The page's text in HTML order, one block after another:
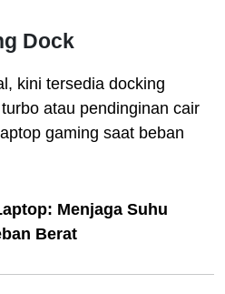
Dock
kini tersedia docking
atau pendinginan cair
gaming saat beban
Menjaga Suhu
Berat